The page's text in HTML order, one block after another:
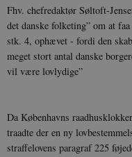
Fhv. chefredaktør Søltoft-
det danske folketing” om at
stk. 4, ophævet - fordi den
meget stort antal danske
vil være lovlydige”
Da Københavns
traadte der en ny
straffelovens paragraf 225